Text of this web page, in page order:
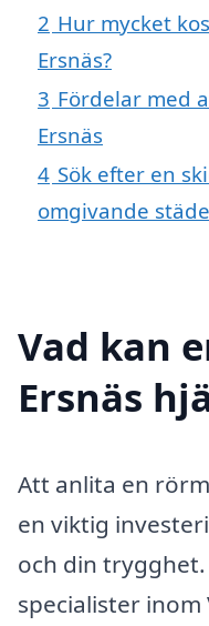
2 Hur mycket
Ersnäs?
3 Fördelar med
Ersnäs
4 Sök efter en
omgivande
Vad kan
Ersnäs
Att anlita en
en viktig
och din
specialister inom